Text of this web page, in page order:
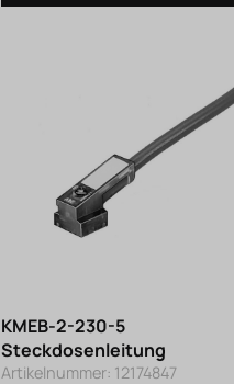
KMEB-2-230-5
Steckdosenleitung
Artikelnummer: 12174847